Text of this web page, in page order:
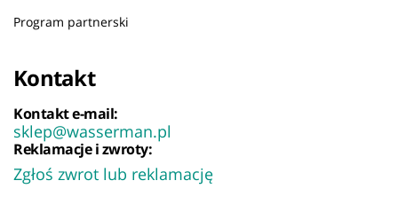
Program partnerski
Kontakt
Kontakt e-mail:
sklep@wasserman.pl
Reklamacje i zwroty:
Zgłoś zwrot lub reklamację